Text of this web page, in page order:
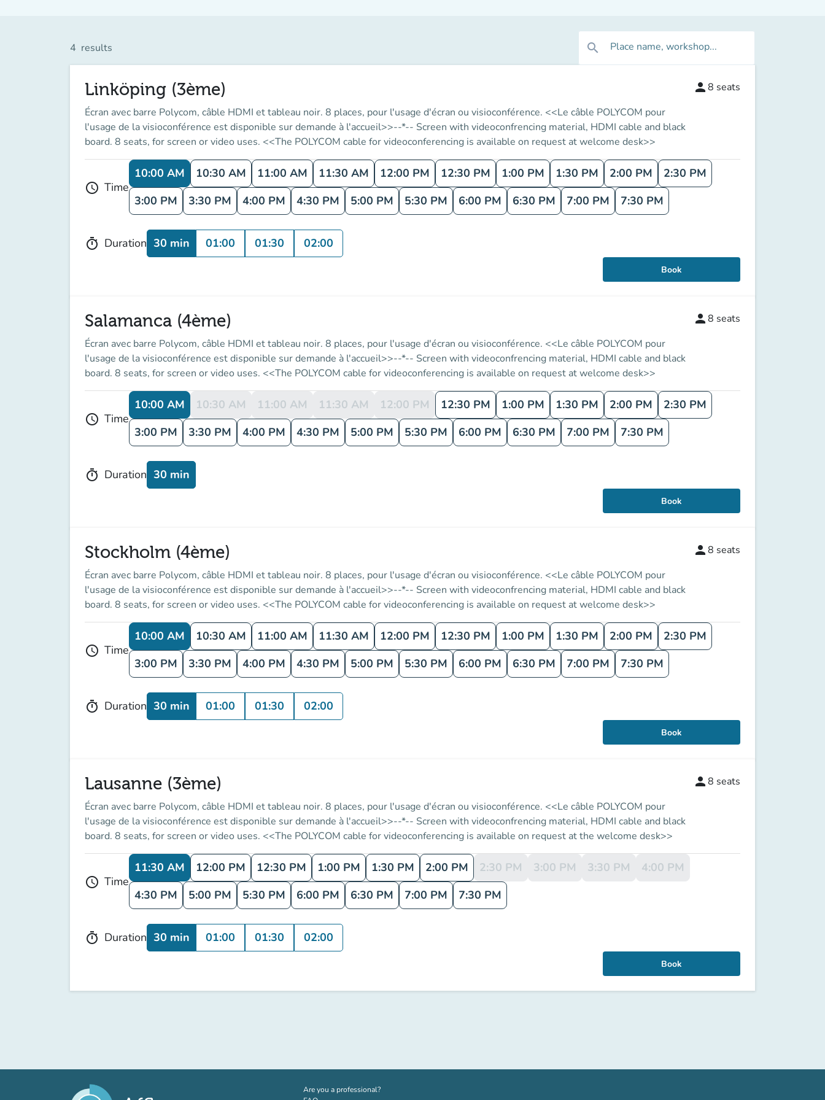
4 results search Place name, workshop...
Linköping (3ème)
Écran avec barre Polycom, câble HDMI et tableau noir. 8 places, pour l'usage d'écran ou visioconférence. <<Le câble POLYCOM pour
l'usage de la visioconférence est disponible sur demande à l'accueil>>--*-- Screen with videoconfrencing material, HDMI cable and black
board. 8 seats, for screen or video uses. <<The POLYCOM cable for videoconferencing is available on request at welcome desk>>
person8 seats
schedule Time
10:00 AM 10:30 AM 11:00 AM 11:30 AM 12:00 PM 12:30 PM 1:00 PM 1:30 PM 2:00 PM
2:30 PM
3:00 PM
3:30 PM 4:00 PM 4:30 PM 5:00 PM 5:30 PM 6:00 PM 6:30 PM 7:00 PM 7:30 PM
timer Duration 30 min 01:00 01:30 02:00
Book
Salamanca (4ème)
Écran avec barre Polycom, câble HDMI et tableau noir. 8 places, pour l'usage d'écran ou visioconférence. <<Le câble POLYCOM pour
l'usage de la visioconférence est disponible sur demande à l'accueil>>--*-- Screen with videoconfrencing material, HDMI cable and black
board. 8 seats, for screen or video uses. <<The POLYCOM cable for videoconferencing is available on request at welcome desk>>
person8 seats
schedule Time
10:00 AM 10:30 AM 11:00 AM 11:30 AM 12:00 PM 12:30 PM 1:00 PM 1:30 PM 2:00 PM
2:30 PM
3:00 PM
3:30 PM 4:00 PM 4:30 PM 5:00 PM 5:30 PM 6:00 PM 6:30 PM 7:00 PM 7:30 PM
timer Duration 30 min
Book
Stockholm (4ème)
Écran avec barre Polycom, câble HDMI et tableau noir. 8 places, pour l'usage d'écran ou visioconférence. <<Le câble POLYCOM pour
l'usage de la visioconférence est disponible sur demande à l'accueil>>--*-- Screen with videoconfrencing material, HDMI cable and black
board. 8 seats, for screen or video uses. <<The POLYCOM cable for videoconferencing is available on request at welcome desk>>
person8 seats
schedule Time
10:00 AM 10:30 AM 11:00 AM 11:30 AM 12:00 PM 12:30 PM 1:00 PM 1:30 PM 2:00 PM
2:30 PM
3:00 PM
3:30 PM 4:00 PM 4:30 PM 5:00 PM 5:30 PM 6:00 PM 6:30 PM 7:00 PM 7:30 PM
timer Duration 30 min 01:00 01:30 02:00
Book
Lausanne (3ème)
Écran avec barre Polycom, câble HDMI et tableau noir. 8 places, pour l'usage d'écran ou visioconférence. <<Le câble POLYCOM pour
l'usage de la visioconférence est disponible sur demande à l'accueil>>--*-- Screen with videoconfrencing material, HDMI cable and black
board. 8 seats, for screen or video uses. <<The POLYCOM cable for videoconferencing is available on request at the welcome desk>>
person8 seats
schedule Time
11:30 AM 12:00 PM 12:30 PM 1:00 PM 1:30 PM 2:00 PM 2:30 PM 3:00 PM 3:30 PM
4:00 PM
4:30 PM
5:00 PM 5:30 PM 6:00 PM 6:30 PM 7:00 PM 7:30 PM
timer Duration 30 min 01:00 01:30 02:00
Book
Are you a professional?(new tab)